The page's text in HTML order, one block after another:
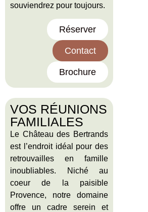
souviendrez pour toujours.
Réserver
Contact
Brochure
VOS RÉUNIONS
FAMILIALES
Le Château des Bertrands
est l’endroit idéal pour des
retrouvailles en famille
inoubliables. Niché au
coeur de la paisible
Provence, notre domaine
offre un cadre serein et